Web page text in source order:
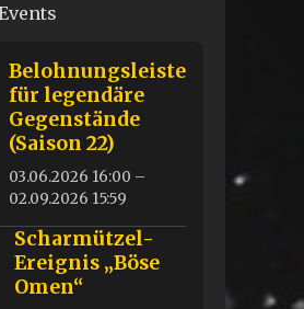
Belohnungsleiste
für legendäre
Gegenstände
(Saison 22)
03.06.2026 16:00 –
02.09.2026 15:59
Scharmützel-
Ereignis „Böse
Omen“